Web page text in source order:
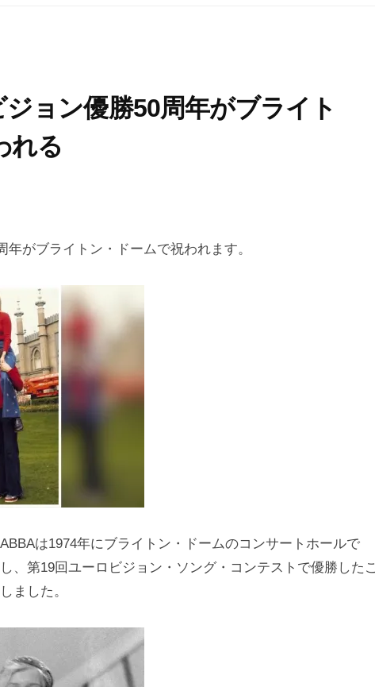
ョン優勝50周年がブライト
れる
がブライトン・ドームで祝われます。
は1974年にブライトン・ドームのコンサートホールで
、第19回ユーロビジョン・ソング・コンテストで優勝したこ
ました。